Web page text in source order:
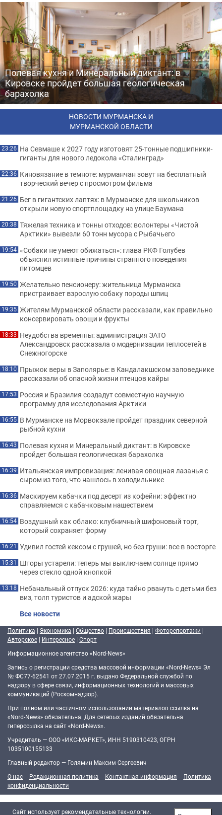
Полевая кухня и Минеральный диктант: в
Кировске пройдет большая геологическая
барахолка
НОВОСТИ МУРМАНСКА И
МУРМАНСКОЙ ОБЛАСТИ
23:26 На Севмаше к 2027 году изготовят 25-тонные подшипники-
гиганты для нового ледокола «Сталинград»
22:36 Киновязание в темноте: мурманчан зовут на бесплатный
творческий вечер с просмотром фильма
21:26 Бег в гигантских лаптях: в Мурманске для школьников
открыли новую спортплощадку на улице Баумана
20:38 Тяжелая техника и тонны отходов: волонтеры «Чистой
Арктики» вывезли 60 тонн мусора с Рыбачьего
19:54 «Собаки не умеют обижаться»: глава РКФ Голубев
объяснил истинные причины странного поведения
питомцев
19:50 Желательно пенсионеру: жительница Мурманска
пристраивает взрослую собаку породы шпиц
19:35 Жителям Мурманской области рассказали, как правильно
консервировать овощи и фрукты
18:33 Неудобства временны: администрация ЗАТО
Александровск рассказала о модернизации теплосетей в
Снежногорске
18:10 Прыжок веры в Заполярье: в Кандалакшском заповеднике
рассказали об опасной жизни птенцов кайры
17:53 Россия и Бразилия создадут совместную научную
программу для исследования Арктики
16:55 В Мурманске на Морвокзале пройдет праздник северной
рыбной кухни
16:43 Полевая кухня и Минеральный диктант: в Кировске
пройдет большая геологическая барахолка
16:39 Итальянская импровизация: ленивая овощная лазанья с
сыром из того, что нашлось в холодильнике
16:36 Маскируем кабачки под десерт из кофейни: эффектно
справляемся с кабачковым нашествием
16:54 Воздушный как облако: клубничный шифоновый торт,
который сохраняет форму
16:21 Удивил гостей кексом с грушей, но без груши: все в восторге
15:31 Шторы устарели: теперь мы выключаем солнце прямо
через стекло одной кнопкой
13:18 Небанальный отпуск 2026: куда тайно рвануть с детьми без
виз, толп туристов и адской жары
Все новости
Политика | Экономика | Общество | Происшествия | Фоторепортажи |
Авторское | Интересное | Спорт
Информационное агентство «Nord-News»
Запись о регистрации средства массовой информации «Nord-News» Эл
№ ФС77-62541 от 27.07.2015 г. выдано Федеральной службой по
надзору в сфере связи, информационных технологий и массовых
коммуникаций (Роскомнадзор).
При полном или частичном использовании материалов ссылка на
«Nord-News» обязательна. Для сетевых изданий обязательна
гиперссылка на сайт «Nord-News».
Учредитель — ООО «ИКС-МАРКЕТ», ИНН 5190310423, ОГРН
1035100155133
Главный редактор — Голямин Максим Сергеевич
О нас
Редакционная политика Контактная информация
Политика
конфиденциальности
Cайт использует рекомендательные технологии.